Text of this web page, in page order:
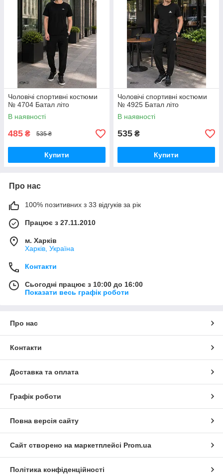
Чоловічі спортивні костюми
№ 4704 Батал літо
В наявності
485 ₴ 535 ₴
Купити
Чоловічі спортивні костюми
№ 4925 Батал літо
В наявності
535 ₴
Купити
Про нас
100% позитивних з 33 відгуків за рік
Працює з 27.11.2010
м. Харків
Харків, Україна
Контакти
Сьогодні працює з 10:00 до 16:00
Показати весь графік роботи
Про нас
Контакти
Доставка та оплата
Графік роботи
Повна версія сайту
Сайт створено на маркетплейсі Prom.ua
Політика конфіденційності